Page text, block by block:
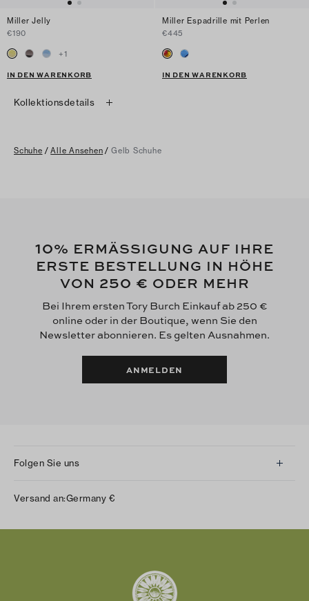
Miller Jelly
€190
+1
IN DEN WARENKORB
Miller Espadrille mit Perlen
€445
IN DEN WARENKORB
Kollektionsdetails
Schuhe / Alle Ansehen / Gelb Schuhe
10% ERMÄSSIGUNG AUF IHRE
ERSTE BESTELLUNG IN HÖHE
VON 250 € ODER MEHR
Bei Ihrem ersten Tory Burch Einkauf ab 250 €
online oder in der Boutique, wenn Sie den
Newsletter abonnieren. Es gelten Ausnahmen.
ANMELDEN
Folgen Sie uns
Twitter
Versand an:Germany €